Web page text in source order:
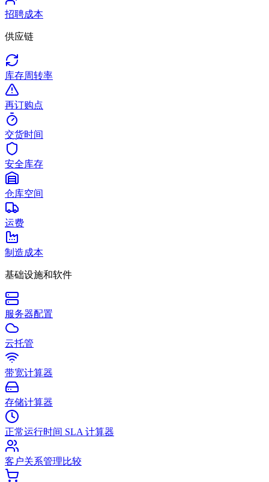
招聘成本
供应链
库存周转率
再订购点
交货时间
安全库存
仓库空间
运费
制造成本
基础设施和软件
服务器配置
云托管
带宽计算器
存储计算器
正常运行时间 SLA 计算器
客户关系管理比较